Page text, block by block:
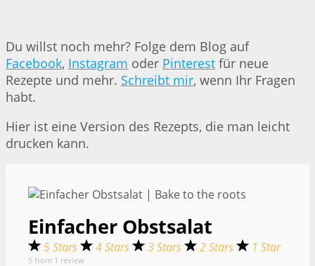
Du willst noch mehr? Folge dem Blog auf
Facebook, Instagram oder Pinterest für neue
Rezepte und mehr. Schreibt mir, wenn Ihr Fragen
habt.
Hier ist eine Version des Rezepts, die man leicht
drucken kann.
Einfacher Obstsalat
5 Stars 4 Stars 3 Stars 2 Stars 1 Star
5 from 1 review